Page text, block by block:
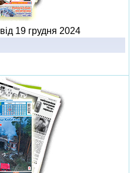
від 19 грудня 2024